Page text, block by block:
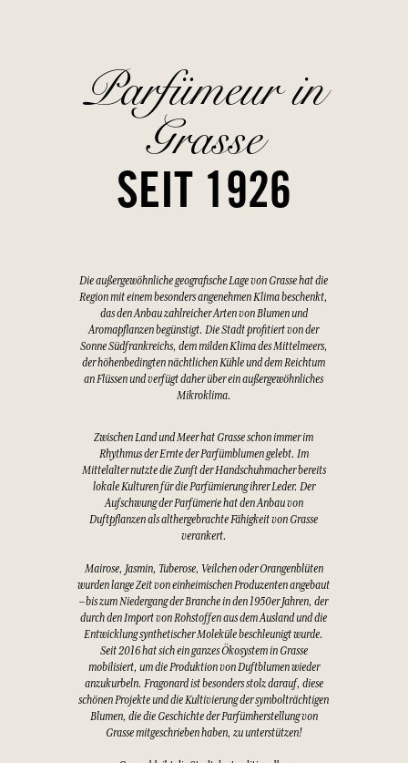
Parfümeur in
Grasse
SEIT 1926
Die außergewöhnliche geografische Lage von Grasse hat die
Region mit einem besonders angenehmen Klima beschenkt,
das den Anbau zahlreicher Arten von Blumen und
Aromapflanzen begünstigt. Die Stadt profitiert von der
Sonne Südfrankreichs, dem milden Klima des Mittelmeers,
der höhenbedingten nächtlichen Kühle und dem Reichtum
an Flüssen und verfügt daher über ein außergewöhnliches
Mikroklima.
Zwischen Land und Meer hat Grasse schon immer im
Rhythmus der Ernte der Parfümblumen gelebt. Im
Mittelalter nutzte die Zunft der Handschuhmacher bereits
lokale Kulturen für die Parfümierung ihrer Leder. Der
Aufschwung der Parfümerie hat den Anbau von
Duftpflanzen als althergebrachte Fähigkeit von Grasse
verankert.
Mairose, Jasmin, Tuberose, Veilchen oder Orangenblüten
wurden lange Zeit von einheimischen Produzenten angebaut
– bis zum Niedergang der Branche in den 1950er Jahren, der
durch den Import von Rohstoffen aus dem Ausland und die
Entwicklung synthetischer Moleküle beschleunigt wurde.
Seit 2016 hat sich ein ganzes Ökosystem in Grasse
mobilisiert, um die Produktion von Duftblumen wieder
anzukurbeln. Fragonard ist besonders stolz darauf, diese
schönen Projekte und die Kultivierung der symbolträchtigen
Blumen, die die Geschichte der Parfümherstellung von
Grasse mitgeschrieben haben, zu unterstützen!